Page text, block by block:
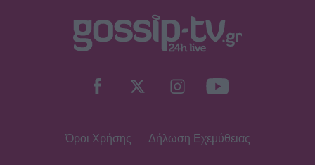
Στον βυθό για μαργαριτάρια η Αθηνά
Τσερέλα - To βίντεο με την
Όροι Χρήσης Δήλωση Εχεμύθειας